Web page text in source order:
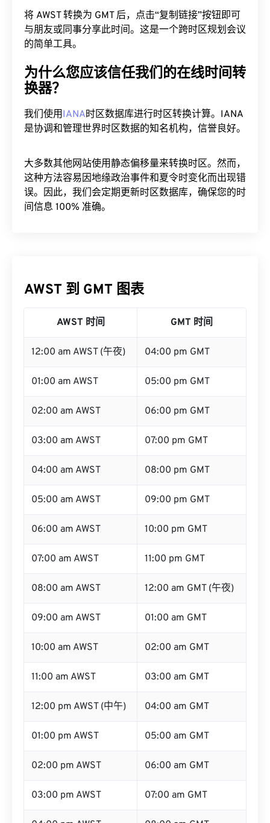
将 AWST 转换为 GMT 后，点击“复制链接”按钮即可
与朋友或同事分享此时间。这是一个跨时区规划会议
的简单工具。
为什么您应该信任我们的在线时间转
换器？
我们使用IANA时区数据库进行时区转换计算。IANA
是协调和管理世界时区数据的知名机构，信誉良好。
大多数其他网站使用静态偏移量来转换时区。然而，
这种方法容易因地缘政治事件和夏令时变化而出现错
误。因此，我们会定期更新时区数据库，确保您的时
间信息 100% 准确。
AWST 到 GMT 图表
AWST 时间 GMT 时间
12:00 am AWST (午夜) 04:00 pm GMT
01:00 am AWST 05:00 pm GMT
02:00 am AWST 06:00 pm GMT
03:00 am AWST 07:00 pm GMT
04:00 am AWST 08:00 pm GMT
05:00 am AWST 09:00 pm GMT
06:00 am AWST 10:00 pm GMT
07:00 am AWST 11:00 pm GMT
08:00 am AWST 12:00 am GMT (午夜)
09:00 am AWST 01:00 am GMT
10:00 am AWST 02:00 am GMT
11:00 am AWST 03:00 am GMT
12:00 pm AWST (中午) 04:00 am GMT
01:00 pm AWST 05:00 am GMT
02:00 pm AWST 06:00 am GMT
03:00 pm AWST 07:00 am GMT